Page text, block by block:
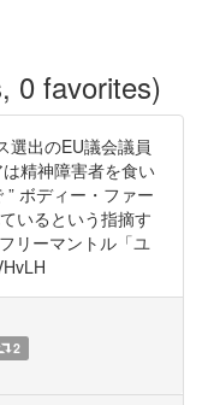
0 favorites)
選出のEU議会議員
精神障害者を食い
ボディー・ファー
いるという指摘す
リーマントル「ユ
2